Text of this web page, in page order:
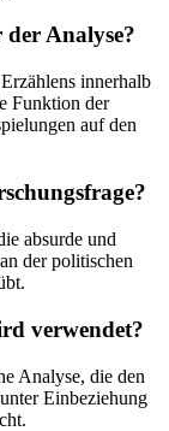
der Analyse?
innerhalb
Funktion der
auf den
absurde und
der politischen
verwendet?
Analyse, die den
Einbeziehung